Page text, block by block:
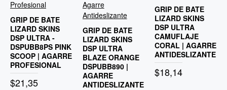
GRIP DE BATE
LIZARD SKINS
DSP ULTRA -
DSPUBB8PS PINK
SCOOP | AGARRE
PROFESIONAL
$21,35
GRIP DE BATE
LIZARD SKINS
DSP ULTRA
BLAZE ORANGE
DSPUBB890 |
AGARRE
ANTIDESLIZANTE
GRIP DE BATE
LIZARD SKINS
DSP ULTRA
CAMUFLAJE
CORAL | AGARRE
ANTIDESLIZANTE
$18,14